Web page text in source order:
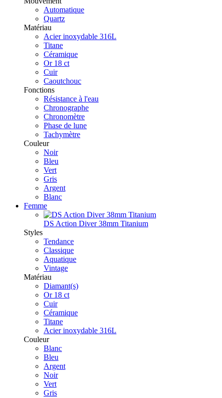
Automatique
Quartz
Matériau
Acier inoxydable 316L
Titane
Céramique
Or 18 ct
Cuir
Caoutchouc
Fonctions
Résistance à l'eau
Chronographe
Chronomètre
Phase de lune
Tachymètre
Couleur
Noir
Bleu
Vert
Gris
Argent
Blanc
Femme
DS Action Diver 38mm Titanium
Styles
Tendance
Classique
Aquatique
Vintage
Matériau
Diamant(s)
Or 18 ct
Cuir
Céramique
Titane
Acier inoxydable 316L
Couleur
Blanc
Bleu
Argent
Noir
Vert
Gris